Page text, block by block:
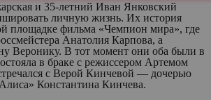
и 35-летний Иван Янковский
личную жизнь. Их история
площадке фильма «Чемпион мира», где
Анатолия Карпова, а
Веронику. В тот момент они оба были в
в браке с режиссером Артемом
с Верой Кинчевой — дочерью
Константина Кинчева.